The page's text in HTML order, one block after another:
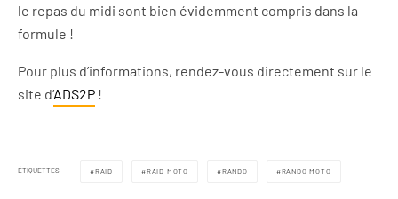
le repas du midi sont bien évidemment compris dans la
formule !
Pour plus d’informations, rendez-vous directement sur le
site d’ADS2P !
ÉTIQUETTES RAID RAID MOTO RANDO RANDO MOTO